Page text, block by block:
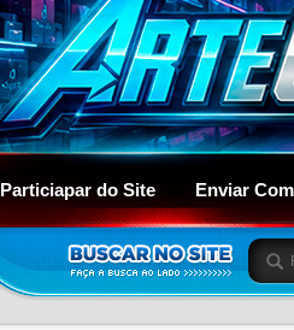
Particiapar do Site Enviar